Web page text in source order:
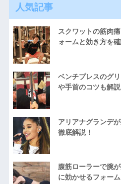
人気記事
スクワットの筋肉
ォームと効き方を
ベンチプレスのグ
や手首のコツも解説
アリアナグランデ
徹底解説！
腹筋ローラーで腕
に効かせるフォー